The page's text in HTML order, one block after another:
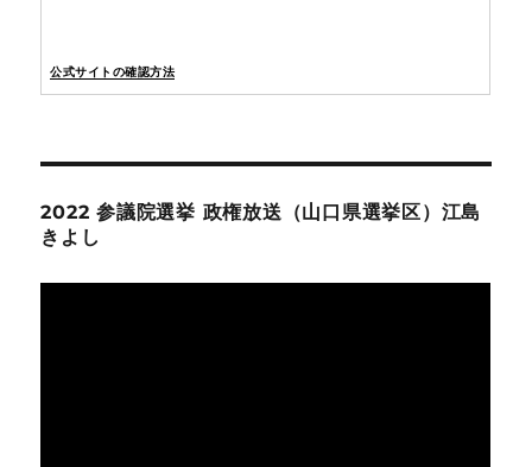
公式サイトの確認方法
2022 参議院選挙 政権放送（山口県選挙区）江島
きよし